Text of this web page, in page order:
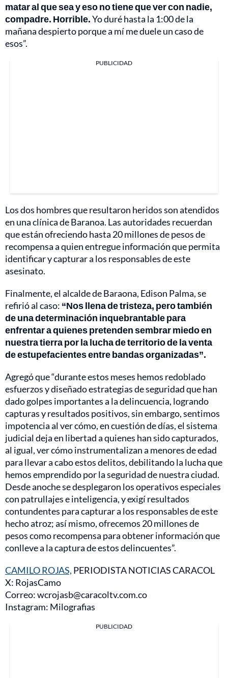
matar al que sea y eso no tiene que ver con nadie,
compadre. Horrible.Yo duré hasta la 1:00 de la
mañana despierto porque a mí me duele un caso de
esos”.
PUBLICIDAD
Los dos hombres que resultaron heridos son atendidos
en una clínica de Baranoa. Las autoridades recuerdan
que están ofreciendo hasta 20 millones de pesos de
recompensa a quien entregue información que permita
identificar y capturar a los responsables de este
asesinato.
Finalmente, el alcalde de Baraona, Edison Palma, se
refirió al caso: ⁠ “Nos llena de tristeza, pero también
de una determinación inquebrantable para
enfrentar a quienes pretenden sembrar miedo en
nuestra tierra por la lucha de territorio de la venta
de estupefacientes entre bandas organizadas”.
Agregó que “durante estos meses hemos redoblado
esfuerzos y diseñado estrategias de seguridad que han
dado golpes importantes a la delincuencia, logrando
capturas y resultados positivos, sin embargo, sentimos
impotencia al ver cómo, en cuestión de días, el sistema
judicial deja en libertad a quienes han sido capturados,
al igual, ver cómo instrumentalizan a menores de edad
para llevar a cabo estos delitos, debilitando la lucha que
hemos emprendido por la seguridad de nuestra ciudad.
Desde anoche se desplegaron los operativos especiales
con patrullajes e inteligencia, y exigí resultados
contundentes para capturar a los responsables de este
hecho atroz; así mismo, ofrecemos 20 millones de
pesos como recompensa para obtener información que
conlleve a la captura de estos delincuentes”.
CAMILO ROJAS, PERIODISTA NOTICIAS CARACOL
X: RojasCamo
Correo: wcrojasb@caracoltv.com.co
Instagram: Milografias
PUBLICIDAD